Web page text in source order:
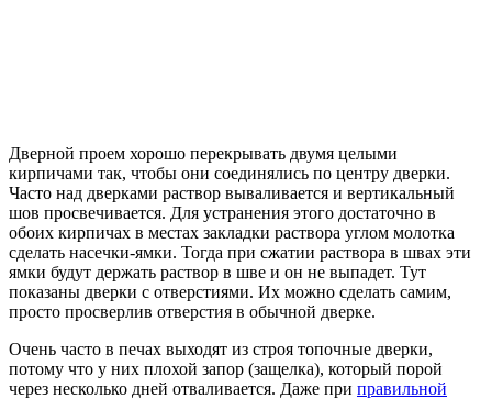
Дверной проем хорошо перекрывать двумя целыми
кирпичами так, чтобы они соединялись по центру дверки.
Часто над дверками раствор вываливается и вертикальный
шов просвечивается. Для устранения этого достаточно в
обоих кирпичах в местах закладки раствора углом молотка
сделать насечки-ямки. Тогда при сжатии раствора в швах эти
ямки будут держать раствор в шве и он не выпадет. Тут
показаны дверки с отверстиями. Их можно сделать самим,
просто просверлив отверстия в обычной дверке.
Очень часто в печах выходят из строя топочные дверки,
потому что у них плохой запор (защелка), который порой
через несколько дней отваливается. Даже при правильной